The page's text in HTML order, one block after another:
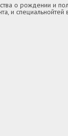
о рождении и
и